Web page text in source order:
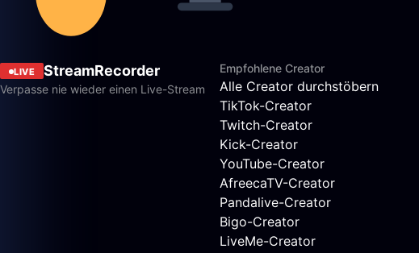
LIVE StreamRecorder
Verpasse nie wieder einen Live-Stream
Empfohlene Creator
Alle Creator durchstöbern
TikTok-Creator
Twitch-Creator
Kick-Creator
YouTube-Creator
AfreecaTV-Creator
Pandalive-Creator
Bigo-Creator
LiveMe-Creator